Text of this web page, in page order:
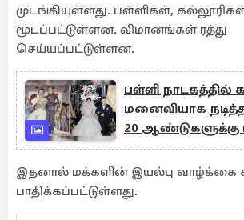
முடங்கியுள்ளது. பள்ளிகள்,
மூடப்பட்டுள்ளன. விமானங்கள் ரத்து
செய்யப்பட்டுள்ளன.
பள்ளி
மனைவியாக
20 ஆண்டுகளுக்கு
ஜோடியான கதை
இதனால் மக்களின் இயல்பு வாழ்க்கை
பாதிக்கப்பட்டுள்ளது.